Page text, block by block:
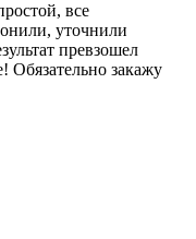
все
уточнили
превзошел
Обязательно закажу